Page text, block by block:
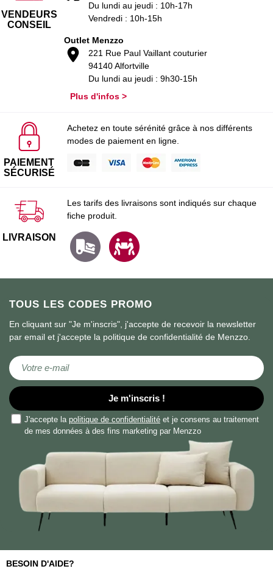
TOUS LES CODES PROMO
En cliquant sur "Je m'inscris", j'accepte de recevoir la newsletter
par email et j'accepte la politique de confidentialité de Menzzo.
Inscription à notre lettre d’information :
Je m'inscris !
J'accepte la politique de confidentialité et je consens au traitement
de mes données à des fins marketing par Menzzo
VENDEURS
CONSEIL
Du lundi au jeudi : 10h-17h
Vendredi : 10h-15h
Outlet Menzzo
221 Rue Paul Vaillant couturier
94140 Alfortville
Du lundi au jeudi : 9h30-15h
Plus d'infos >
PAIEMENT
SÉCURISÉ
Achetez en toute sérénité grâce à nos différents
modes de paiement en ligne.
LIVRAISON
Les tarifs des livraisons sont indiqués sur chaque
fiche produit.
BESOIN D'AIDE?